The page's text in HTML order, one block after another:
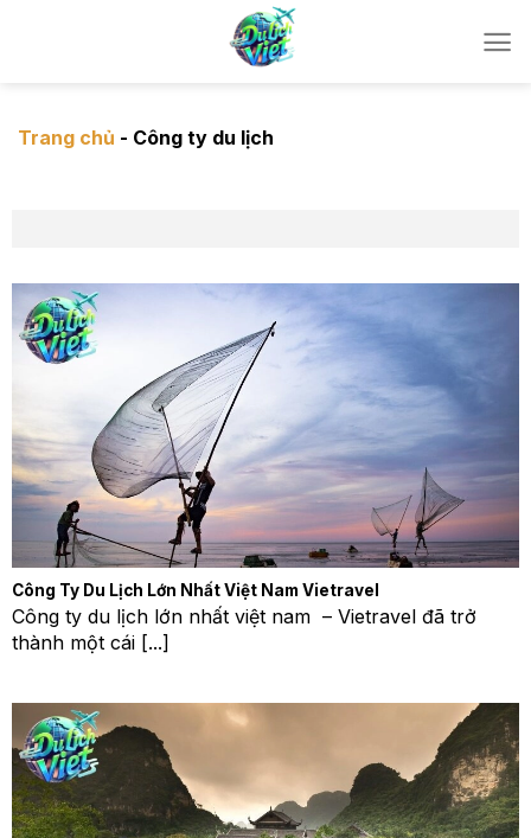
Trang chủ - Công ty du lịch
Công Ty Du Lịch Lớn Nhất Việt Nam Vietravel
Công ty du lịch lớn nhất việt nam – Vietravel đã trở
thành một cái [...]